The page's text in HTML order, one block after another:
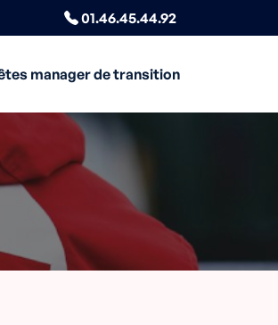
01.46.45.44.92
manager de transition